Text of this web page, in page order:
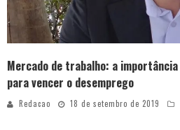
Mercado de trabalho: a
para vencer o desemprego
Redacao 18 de setembro de 2019